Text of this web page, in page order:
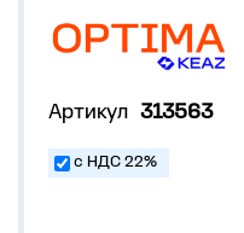
Артикул 313563
с НДС 22%